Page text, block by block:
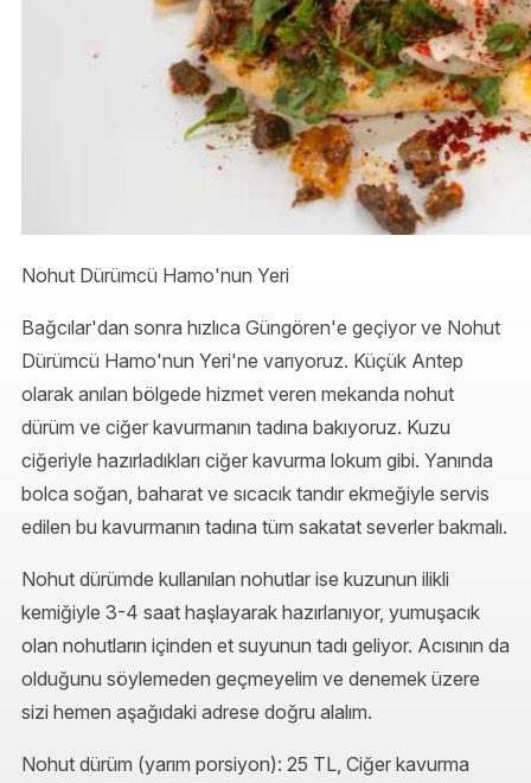
Nohut Dürümcü Hamo'nun Yeri
Bağcılar'dan sonra hızlıca Güngören'e geçiyor ve Nohut
Dürümcü Hamo'nun Yeri'ne varıyoruz. Küçük Antep
olarak anılan bölgede hizmet veren mekanda nohut
dürüm ve ciğer kavurmanın tadına bakıyoruz. Kuzu
ciğeriyle hazırladıkları ciğer kavurma lokum gibi. Yanında
bolca soğan, baharat ve sıcacık tandır ekmeğiyle servis
edilen bu kavurmanın tadına tüm sakatat severler bakmalı.
Nohut dürümde kullanılan nohutlar ise kuzunun ilikli
kemiğiyle 3-4 saat haşlayarak hazırlanıyor, yumuşacık
olan nohutların içinden et suyunun tadı geliyor. Acısının da
olduğunu söylemeden geçmeyelim ve denemek üzere
sizi hemen aşağıdaki adrese doğru alalım.
Nohut dürüm (yarım porsiyon): 25 TL, Ciğer kavurma